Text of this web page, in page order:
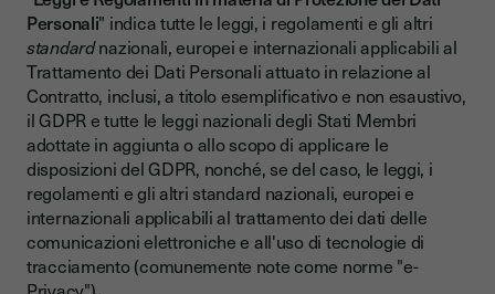
Personali" indica tutte le leggi, i regolamenti e gli altri
standardnazionali, europei e internazionali applicabili al
Trattamento dei Dati Personali attuato in relazione al
Contratto, inclusi, a titolo esemplificativo e non esaustivo,
il GDPR e tutte le leggi nazionali degli Stati Membri
adottate in aggiunta o allo scopo di applicare le
disposizioni del GDPR, nonché, se del caso, le leggi, i
regolamenti e gli altri standard nazionali, europei e
internazionali applicabili al trattamento dei dati delle
comunicazioni elettroniche e all'uso di tecnologie di
tracciamento (comunemente note come norme "e-